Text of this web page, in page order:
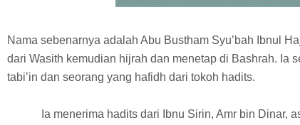
Nama sebenarnya adalah Abu Bustham Syu’bah Ibnul
dari Wasith kemudian hijrah dan menetap di Bashrah. Ia
tabi’in dan seorang yang hafidh dari tokoh hadits.
Ia menerima hadits dari Ibnu Sirin, Amr bin Dinar,